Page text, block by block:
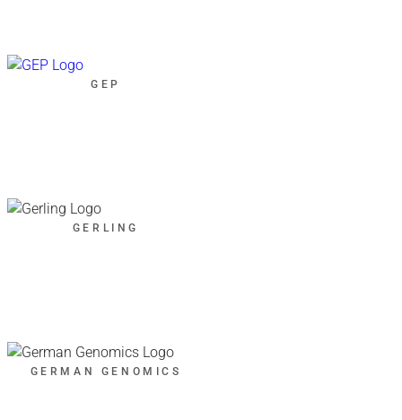
GEP
GERLING
GERMAN GENOMICS